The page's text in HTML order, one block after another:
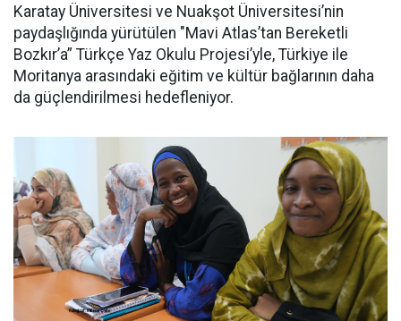
Karatay Üniversitesi ve Nuakşot Üniversitesi’nin
paydaşlığında yürütülen "Mavi Atlas’tan Bereketli
Bozkır’a” Türkçe Yaz Okulu Projesi’yle, Türkiye ile
Moritanya arasındaki eğitim ve kültür bağlarının daha
da güçlendirilmesi hedefleniyor.